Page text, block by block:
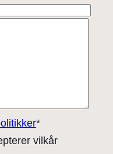
*
vilkår